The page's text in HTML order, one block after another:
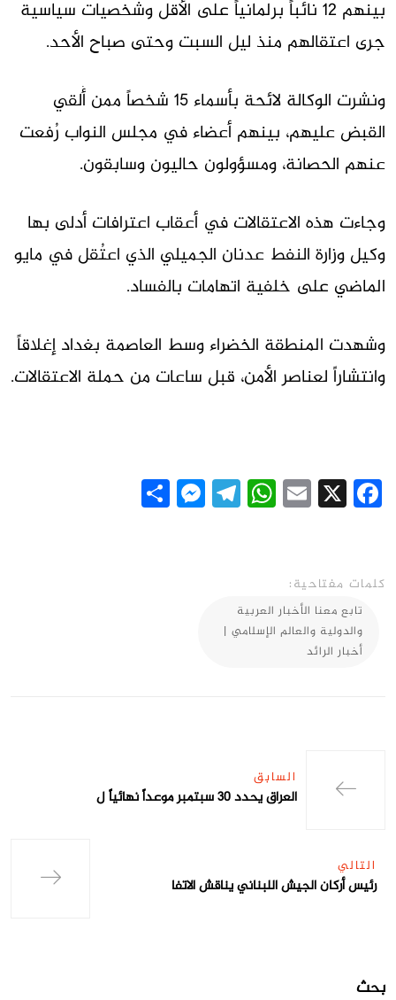
بينهم 12 نائباً برلمانياً على الأقل وشخصيات سياسية
جرى اعتقالهم منذ ليل السبت وحتى صباح الأحد.
ونشرت الوكالة لائحة بأسماء 15 شخصاً ممن أُلقي
القبض عليهم، بينهم أعضاء في مجلس النواب رُفعت
عنهم الحصانة، ومسؤولون حاليون وسابقون.
وجاءت هذه الاعتقالات في أعقاب اعترافات أدلى بها
وكيل وزارة النفط عدنان الجميلي الذي اعتُقل في مايو
الماضي على خلفية اتهامات بالفساد.
وشهدت المنطقة الخضراء وسط العاصمة بغداد إغلاقاً
وانتشاراً لعناصر الأمن، قبل ساعات من حملة الاعتقالات.
Facebook
X
Email
WhatsApp
Telegram
Messenger
كلمات مفتاحية:
تابع معنا الأخبار العربية
والدولية والعالم الإسلامي |
أخبار الرائد
السابق
العراق يحدد 30 سبتمبر موعداً نهائياً ل
التالي
رئيس أركان الجيش اللبناني يناقش الاتفا
بحث